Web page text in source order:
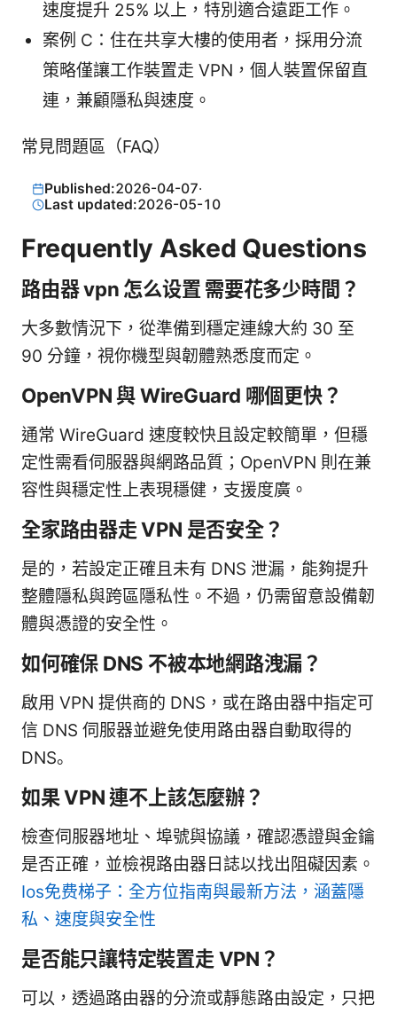
速度提升 25% 以上，特別適合遠距工作。
案例 C：住在共享大樓的使用者，採用分流
策略僅讓工作裝置走 VPN，個人裝置保留直
連，兼顧隱私與速度。
常見問題區（FAQ）
Published:2026-04-07·
Last updated:2026-05-10
Frequently Asked Questions
路由器 vpn 怎么设置 需要花多少時間？
大多數情況下，從準備到穩定連線大約 30 至
90 分鐘，視你機型與韌體熟悉度而定。
OpenVPN 與 WireGuard 哪個更快？
通常 WireGuard 速度較快且設定較簡單，但穩
定性需看伺服器與網路品質；OpenVPN 則在兼
容性與穩定性上表現穩健，支援度廣。
全家路由器走 VPN 是否安全？
是的，若設定正確且未有 DNS 泄漏，能夠提升
整體隱私與跨區隱私性。不過，仍需留意設備韌
體與憑證的安全性。
如何確保 DNS 不被本地網路洩漏？
啟用 VPN 提供商的 DNS，或在路由器中指定可
信 DNS 伺服器並避免使用路由器自動取得的
DNS。
如果 VPN 連不上該怎麼辦？
檢查伺服器地址、埠號與協議，確認憑證與金鑰
是否正確，並檢視路由器日誌以找出阻礙因素。
Ios免费梯子：全方位指南與最新方法，涵蓋隱
私、速度與安全性
是否能只讓特定裝置走 VPN？
可以，透過路由器的分流或靜態路由設定，只把